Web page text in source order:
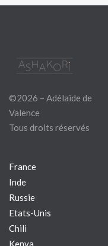
©2026 – Adélaïde de
Valence
Tous droits réservés
France
Inde
Russie
Etats-Unis
Chili
Kenya